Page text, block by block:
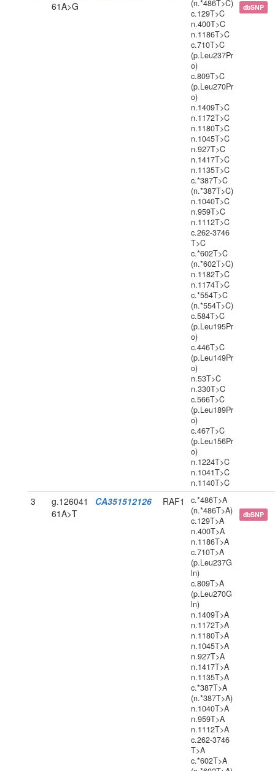
61A>G
(n.*486T>C)
c.129T>C
n.400T>C
n.1186T>C
c.710T>C
(p.Leu237Pr
o)
c.809T>C
(p.Leu270Pr
o)
n.1409T>C
n.1172T>C
n.1180T>C
n.1045T>C
n.927T>C
n.1417T>C
n.1135T>C
c.*387T>C
(n.*387T>C)
n.1040T>C
n.959T>C
n.1112T>C
c.262-3746
T>C
c.*602T>C
(n.*602T>C)
n.1182T>C
n.1174T>C
c.*554T>C
(n.*554T>C)
c.584T>C
(p.Leu195Pr
o)
c.446T>C
(p.Leu149Pr
o)
n.53T>C
n.330T>C
c.566T>C
(p.Leu189Pr
o)
c.467T>C
(p.Leu156Pr
o)
n.1224T>C
n.1041T>C
n.1140T>C
dbSNP
3
g.126041
61A>T
CA351512126 RAF1
c.*486T>A
(n.*486T>A)
c.129T>A
n.400T>A
n.1186T>A
c.710T>A
(p.Leu237G
ln)
c.809T>A
(p.Leu270G
ln)
n.1409T>A
n.1172T>A
n.1180T>A
n.1045T>A
n.927T>A
n.1417T>A
n.1135T>A
c.*387T>A
(n.*387T>A)
n.1040T>A
n.959T>A
n.1112T>A
c.262-3746
T>A
c.*602T>A
dbSNP